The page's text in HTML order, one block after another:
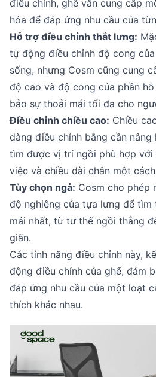
điều chỉnh, ghế vẫn cung cấp
hóa để đáp ứng nhu cầu của
Hỗ trợ điều chỉnh thắt lưng:
tự động điều chỉnh độ cong
sống, nhưng Cosm cũng cung
độ cao và độ cong của phần
bảo sự thoải mái tối đa cho
Điều chỉnh chiều cao: Chiều
dàng điều chỉnh bằng cần
tìm được vị trí ngồi phù hợp với
việc và chiều dài chân một
Tùy chọn ngả: Cosm cho phép
độ nghiêng của tựa lưng để
mái nhất, từ tư thế ngồi thẳng
giãn.
Các tính năng điều chỉnh này,
động điều chỉnh của ghế, đảm
đáp ứng nhu cầu của một loạt
thích khác nhau.